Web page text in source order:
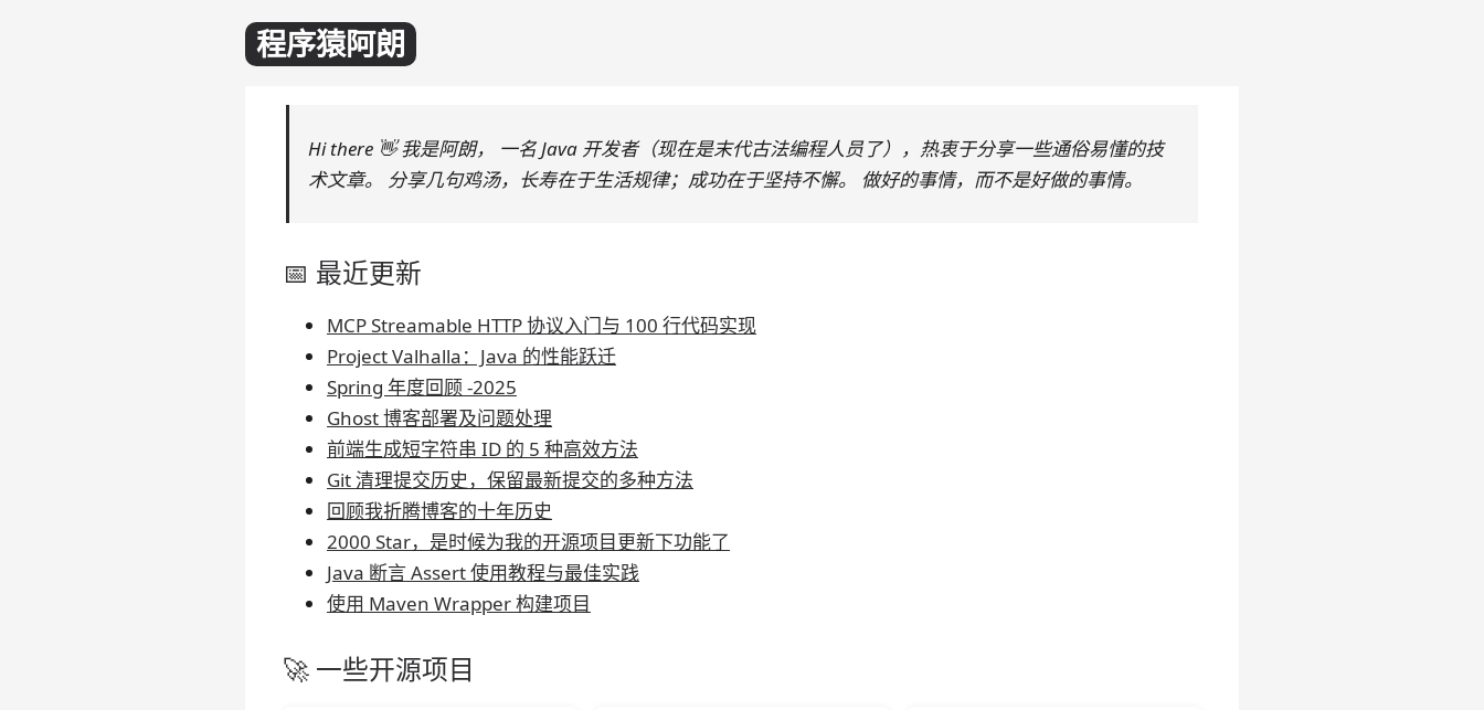
程序猿阿朗
Hi there 👋 我是阿朗， 一名 Java 开发者（现在是末代古法编程人员了），热衷于分享一些通俗易懂的技
术文章。 分享几句鸡汤，长寿在于生活规律；成功在于坚持不懈。 做好的事情，而不是好做的事情。
📅 最近更新
MCP Streamable HTTP 协议入门与 100 行代码实现
Project Valhalla：Java 的性能跃迁
Spring 年度回顾 -2025
Ghost 博客部署及问题处理
前端生成短字符串 ID 的 5 种高效方法
Git 清理提交历史，保留最新提交的多种方法
回顾我折腾博客的十年历史
2000 Star，是时候为我的开源项目更新下功能了
Java 断言 Assert 使用教程与最佳实践
使用 Maven Wrapper 构建项目
🚀 一些开源项目